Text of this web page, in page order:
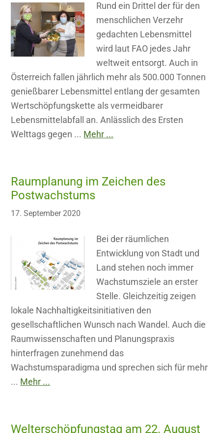
Rund ein Drittel der für den
menschlichen Verzehr
gedachten Lebensmittel
wird laut FAO jedes Jahr
weltweit entsorgt. Auch in
Österreich fallen jährlich mehr als 500.000 Tonnen
genießbarer Lebensmittel entlang der gesamten
Wertschöpfungskette als vermeidbarer
Lebensmittelabfall an. Anlässlich des Ersten
Welttags gegen ... Mehr ...
Raumplanung im Zeichen des
Postwachstums
17. September 2020
Bei der räumlichen
Entwicklung von Stadt und
Land stehen noch immer
Wachstumsziele an erster
Stelle. Gleichzeitig zeigen
lokale Nachhaltigkeitsinitiativen den
gesellschaftlichen Wunsch nach Wandel. Auch die
Raumwissenschaften und Planungspraxis
hinterfragen zunehmend das
Wachstumsparadigma und sprechen sich für mehr
... Mehr ...
Welterschöpfungstag am 22. August